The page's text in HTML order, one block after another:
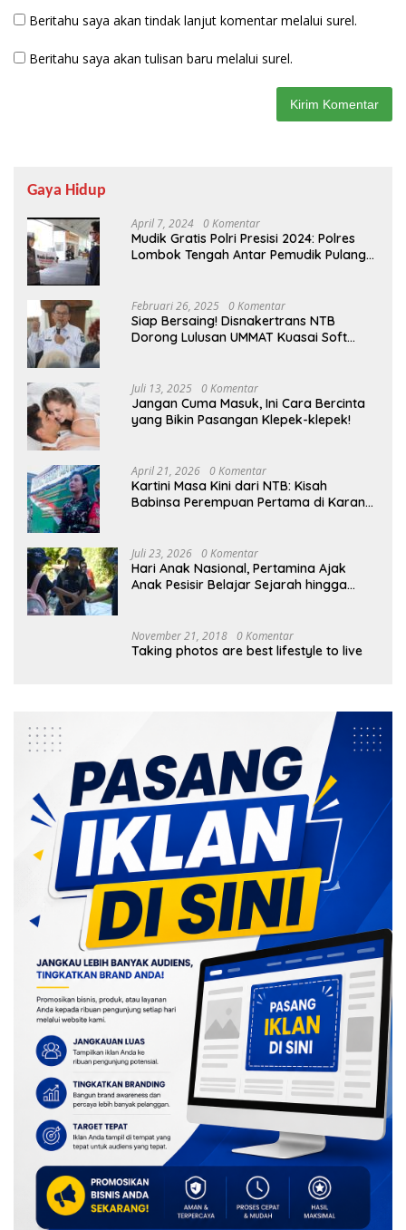
Beritahu saya akan tindak lanjut komentar melalui surel.
Beritahu saya akan tulisan baru melalui surel.
Gaya Hidup
April 7, 2024 0 Komentar
Mudik Gratis Polri Presisi 2024: Polres
Lombok Tengah Antar Pemudik Pulang
Februari 26, 2025 0 Komentar
Siap Bersaing! Disnakertrans NTB
Dorong Lulusan UMMAT Kuasai Soft
Juli 13, 2025 0 Komentar
Jangan Cuma Masuk, Ini Cara Bercinta
yang Bikin Pasangan Klepek-klepek!
April 21, 2026 0 Komentar
Kartini Masa Kini dari NTB: Kisah
Babinsa Perempuan Pertama di Karang
Juli 23, 2026 0 Komentar
Hari Anak Nasional, Pertamina Ajak
Anak Pesisir Belajar Sejarah hingga
November 21, 2018 0 Komentar
Taking photos are best lifestyle to live